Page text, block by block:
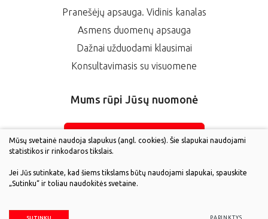
Pranešėjų apsauga. Vidinis kanalas
Asmens duomenų apsauga
Dažnai užduodami klausimai
Konsultavimasis su visuomene
Mums rūpi Jūsų nuomonė
ĮVERTINKITE MUS
Mūsų svetainė naudoja slapukus (angl. cookies). Šie slapukai naudojami
statistikos ir rinkodaros tikslais.
Jei Jūs sutinkate, kad šiems tikslams būtų naudojami slapukai, spauskite
„Sutinku“ ir toliau naudokitės svetaine.